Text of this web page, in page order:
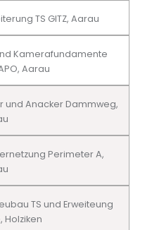
TS GITZ, Aarau
Kamerafundamente
Aarau
und Anacker Dammweg,
Perimeter A,
TS und Erweiteung
Holziken